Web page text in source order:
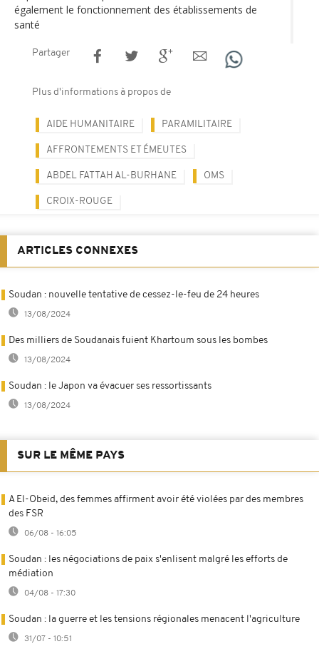
également le fonctionnement des établissements de
santé
Partager
Plus d'informations à propos de
AIDE HUMANITAIRE PARAMILITAIRE
AFFRONTEMENTS ET ÉMEUTES
ABDEL FATTAH AL-BURHANE OMS
CROIX-ROUGE
ARTICLES CONNEXES
Soudan : nouvelle tentative de cessez-le-feu de 24 heures
13/08/2024
Des milliers de Soudanais fuient Khartoum sous les bombes
13/08/2024
Soudan : le Japon va évacuer ses ressortissants
13/08/2024
SUR LE MÊME PAYS
A El-Obeid, des femmes affirment avoir été violées par des membres
des FSR
06/08 - 16:05
Soudan : les négociations de paix s'enlisent malgré les efforts de
médiation
04/08 - 17:30
Soudan : la guerre et les tensions régionales menacent l'agriculture
31/07 - 10:51